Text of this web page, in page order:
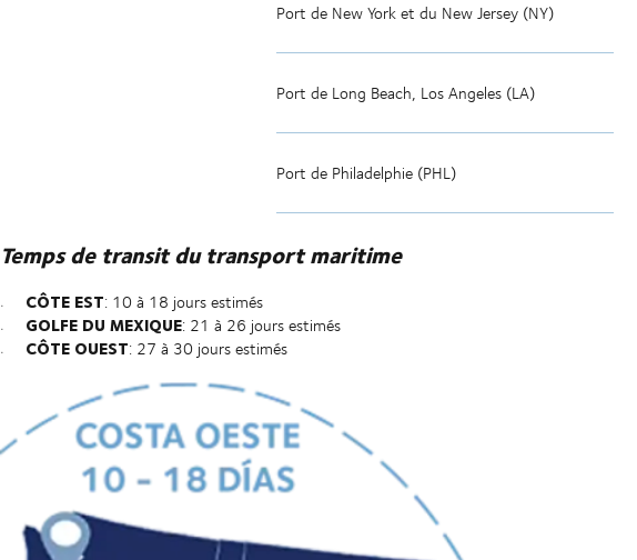
Port de New York et du New Jersey (NY)
Port de Long Beach, Los Angeles (LA)
Port de Philadelphie (PHL)
Temps de transit du transport maritime
CÔTE EST: 10 à 18 jours estimés
GOLFE DU MEXIQUE: 21 à 26 jours estimés
CÔTE OUEST: 27 à 30 jours estimés